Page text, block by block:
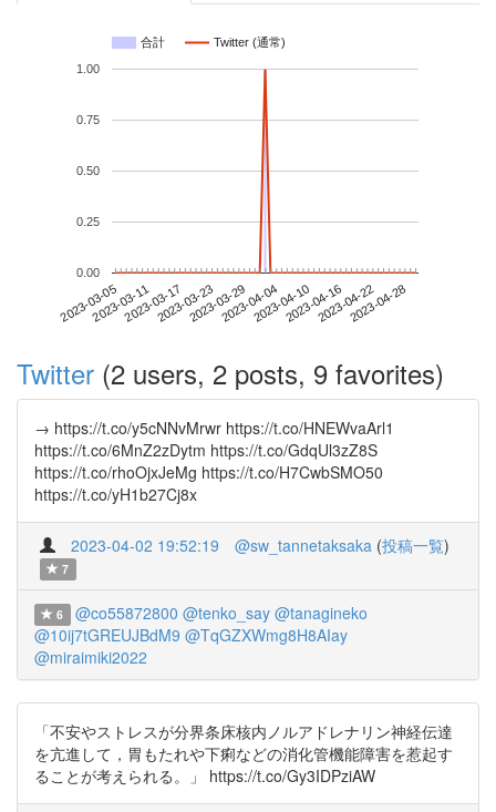
合計 Twitter (通常)
2023-03-052023-03-112023-03-172023-03-232023-03-292023-04-042023-04-102023-04-162023-04-222023-04-28
0.00
0.25
0.50
0.75
1.00
Twitter (2 users, 2 posts, 9 favorites)
→ https://t.co/y5cNNvMrwr https://t.co/HNEWvaArl1
https://t.co/6MnZ2zDytm https://t.co/GdqUl3zZ8S
https://t.co/rhoOjxJeMg https://t.co/H7CwbSMO50
https://t.co/yH1b27Cj8x
2023-04-02 19:52:19 @sw_tannetaksaka (投稿一覧)
7
6 @co55872800 @tenko_say @tanagineko
@10ij7tGREUJBdM9 @TqGZXWmg8H8AIay
@miraimiki2022
「不安やストレスが分界条床核内ノルアドレナリン神経伝達
を亢進して，胃もたれや下痢などの消化管機能障害を惹起す
ることが考えられる。」 https://t.co/Gy3IDPziAW